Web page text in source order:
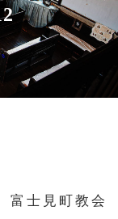
富士見町教会